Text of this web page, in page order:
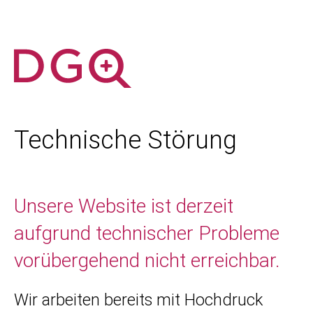
Technische Störung
Unsere Website ist derzeit
aufgrund technischer Probleme
vorübergehend nicht erreichbar.
Wir arbeiten bereits mit Hochdruck